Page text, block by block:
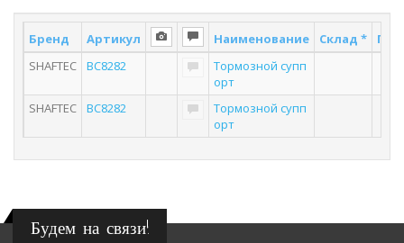
Бренд Артикул Наименование Склад *
SHAFTEC
BC8282
Тормозной супп
орт
SHAFTEC BC8282
Тормозной супп
орт
Будем на связи!